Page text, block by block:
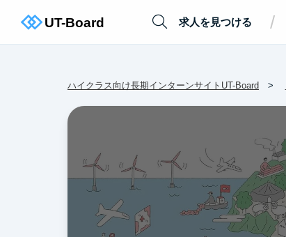
求人を見つける /
ハイクラス向け長期インターンサイトUT-Board